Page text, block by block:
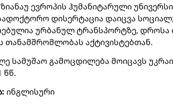
ევროპის ჰუმანიტარული
დისერტაცია დაიცვა
ურბანულ ტრანსპორტზე, დროსა
თანამშრომლობას აქტივისტებთან.
სამუშაო გამოცდილება მოიცავს
წწ.
ინგლისური